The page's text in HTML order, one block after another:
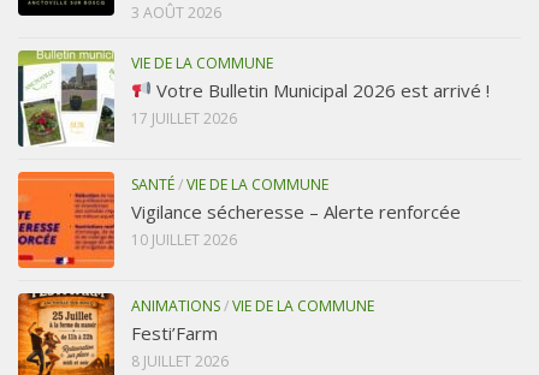
3 AOÛT 2026
VIE DE LA COMMUNE
Votre Bulletin Municipal 2026 est arrivé !
17 JUILLET 2026
SANTÉ/VIE DE LA COMMUNE
Vigilance sécheresse – Alerte renforcée
10 JUILLET 2026
ANIMATIONS/VIE DE LA COMMUNE
Festi’Farm
8 JUILLET 2026